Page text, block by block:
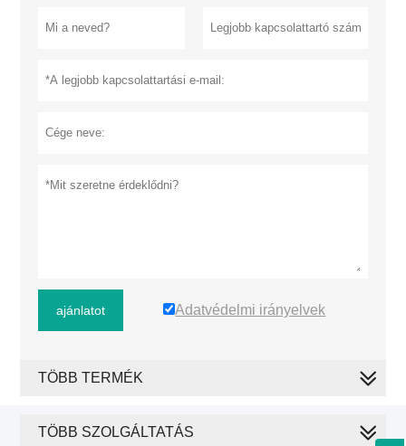
ajánlatot Adatvédelmi irányelvek
TÖBB TERMÉK
TÖBB SZOLGÁLTATÁS